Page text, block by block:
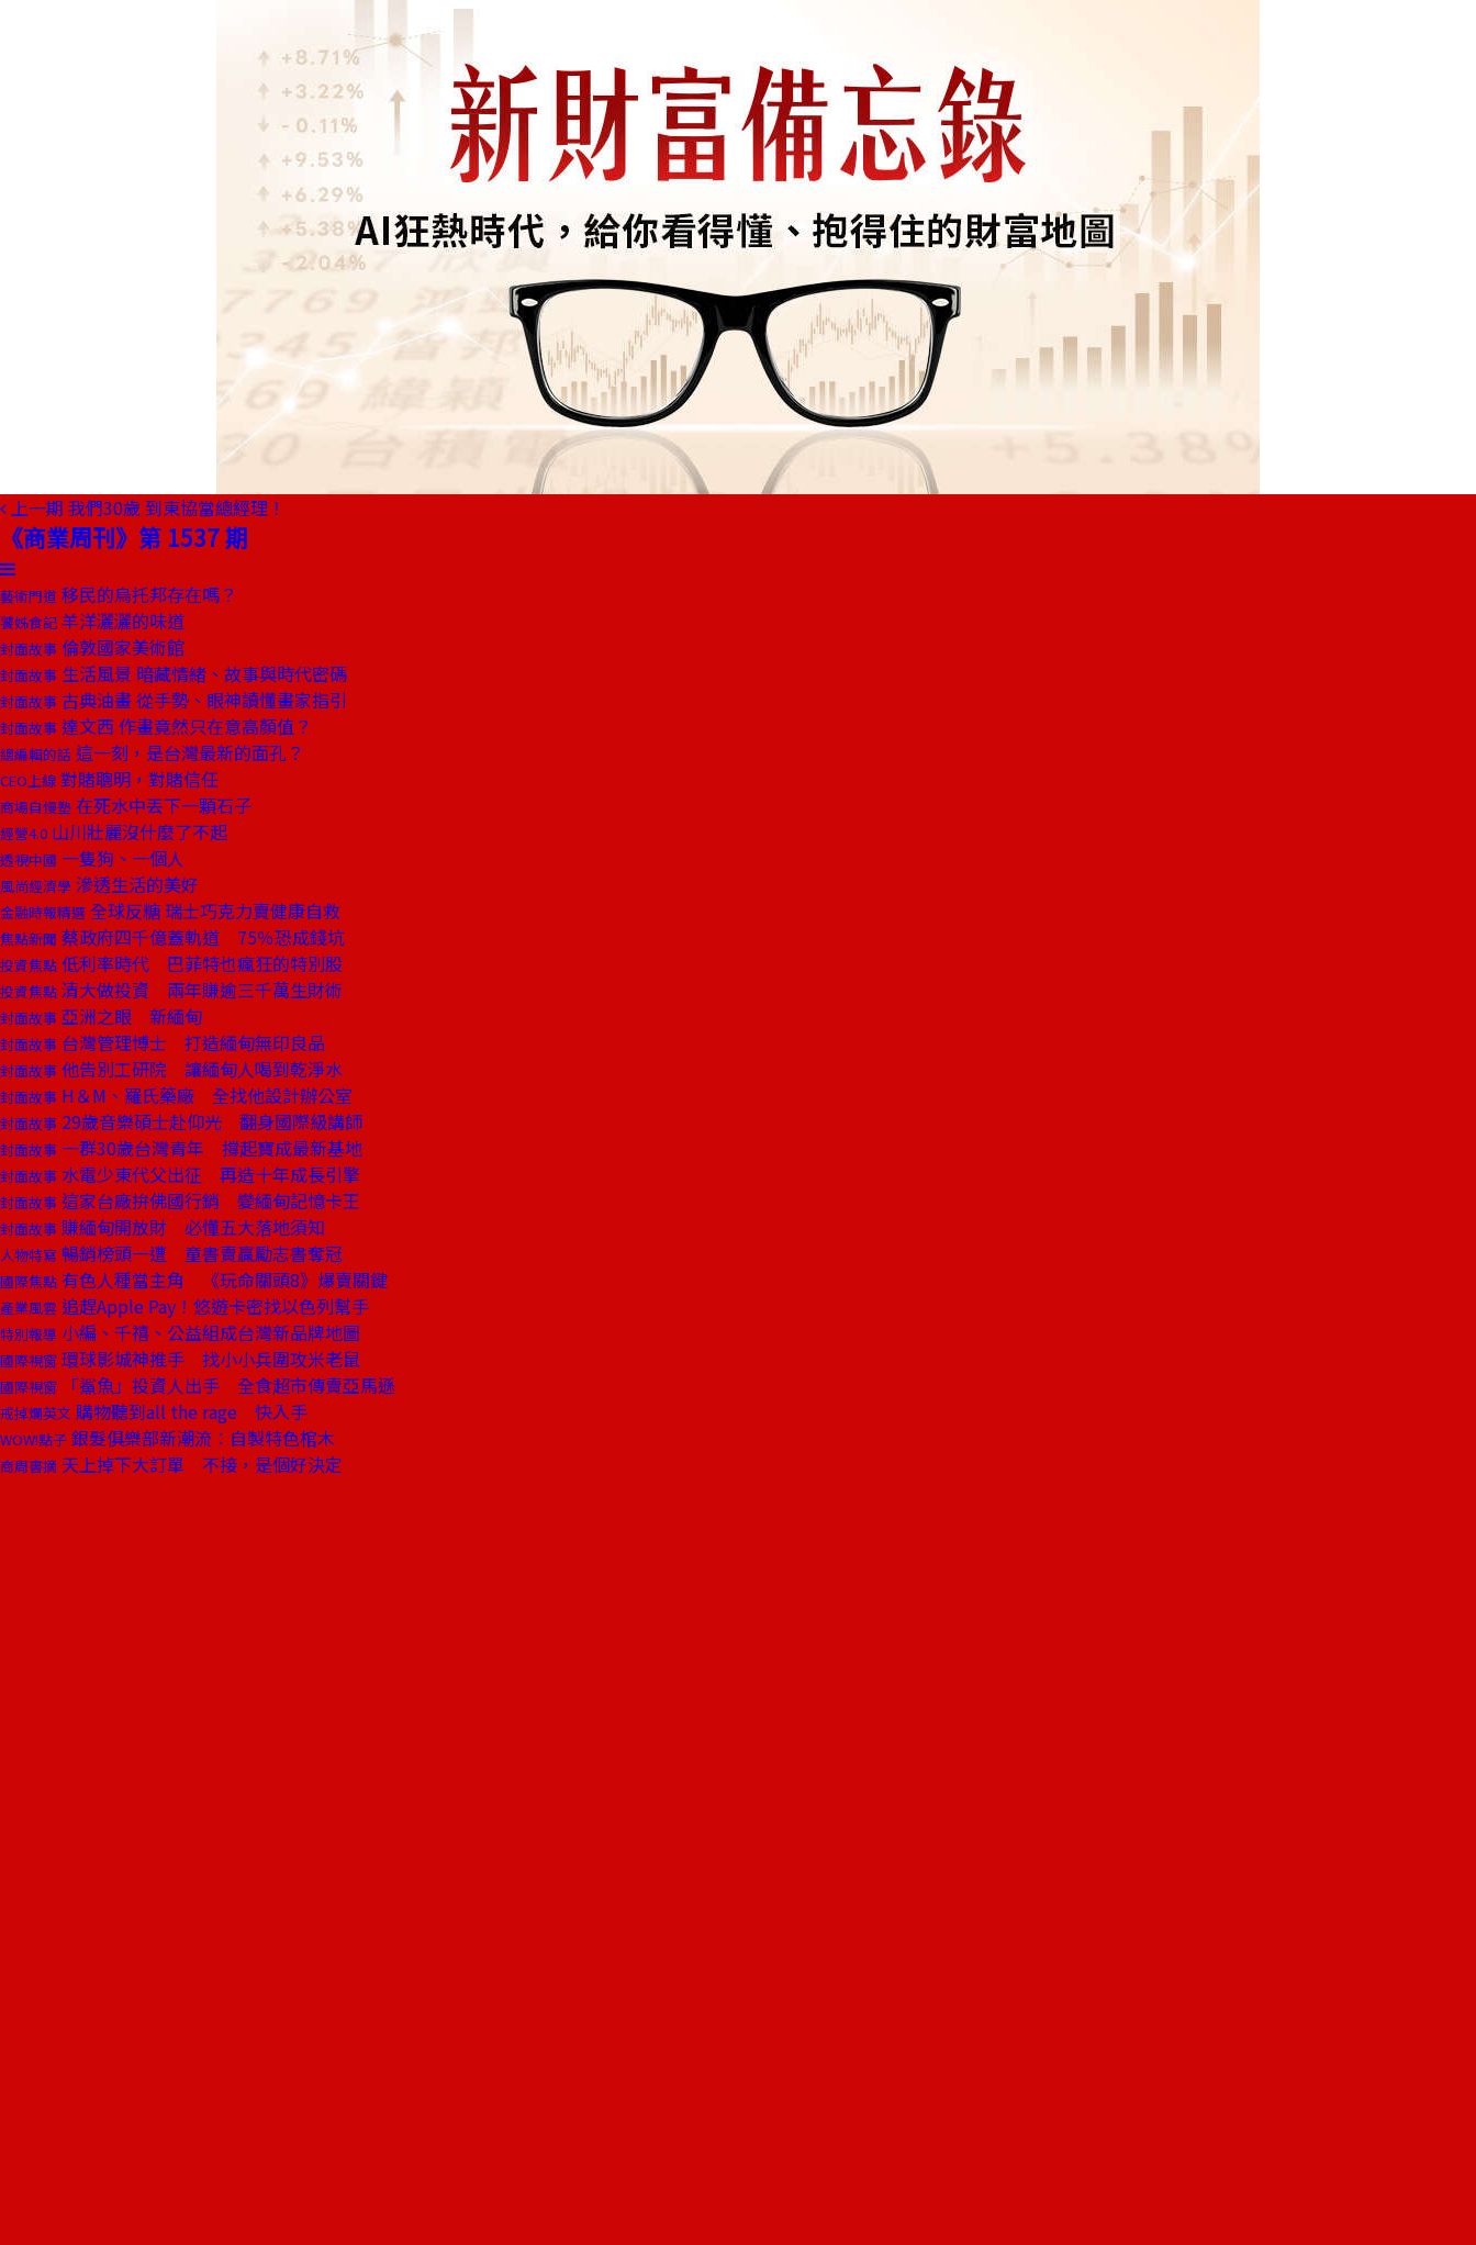
上一期 我們30歲 到東協當總經理！
《商業周刊》第 1537 期
藝術門道 移民的烏托邦存在嗎？
饕姊食記 羊洋灑灑的味道
封面故事 倫敦國家美術館
封面故事 生活風景 暗藏情緒、故事與時代密碼
封面故事 古典油畫 從手勢、眼神讀懂畫家指引
封面故事 達文西 作畫竟然只在意高顏值？
總編輯的話 這一刻，是台灣最新的面孔？
CEO上線 對賭聰明，對賭信任
商場自慢塾 在死水中丟下一顆石子
經營4.0 山川壯麗沒什麼了不起
透視中國 一隻狗、一個人
風尚經濟學 滲透生活的美好
金融時報精選 全球反糖 瑞士巧克力賣健康自救
焦點新聞 蔡政府四千億蓋軌道 75％恐成錢坑
投資焦點 低利率時代 巴菲特也瘋狂的特別股
投資焦點 清大做投資 兩年賺逾三千萬生財術
封面故事 亞洲之眼 新緬甸
封面故事 台灣管理博士 打造緬甸無印良品
封面故事 他告別工研院 讓緬甸人喝到乾淨水
封面故事 H＆M、羅氏藥廠 全找他設計辦公室
封面故事 29歲音樂碩士赴仰光 翻身國際級講師
封面故事 一群30歲台灣青年 撐起寶成最新基地
封面故事 水電少東代父出征 再造十年成長引擎
封面故事 這家台廠拚佛國行銷 變緬甸記憶卡王
封面故事 賺緬甸開放財 必懂五大落地須知
人物特寫 暢銷榜頭一遭 童書賣贏勵志書奪冠
國際焦點 有色人種當主角 《玩命關頭8》爆賣關鍵
產業風雲 追趕Apple Pay！悠遊卡密找以色列幫手
特別報導 小編、千禧、公益組成台灣新品牌地圖
國際視窗 環球影城神推手 找小小兵圍攻米老鼠
國際視窗 「鯊魚」投資人出手 全食超市傳賣亞馬遜
戒掉爛英文 購物聽到all the rage 快入手
WOW!點子 銀髮俱樂部新潮流：自製特色棺木
商周書摘 天上掉下大訂單 不接，是個好決定